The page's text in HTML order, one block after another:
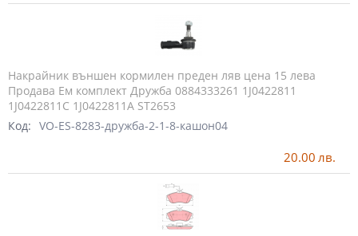
Накрайник външен кормилен преден ляв цена 15 лева
Продава Ем комплект Дружба 0884333261 1J0422811
1J0422811C 1J0422811A ST2653
Код: VO-ES-8283-дружба-2-1-8-кашон04
20.00 лв.